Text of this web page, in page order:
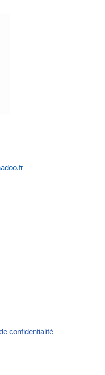
confidentialité